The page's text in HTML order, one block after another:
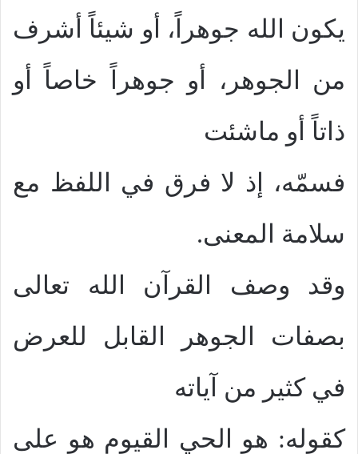
يكون الله جوهراً، أو شيئاً أشرف
من الجوهر، أو جوهراً خاصاً أو
ذاتاً أو ماشئت
فسمّه، إذ لا فرق في اللفظ مع
سلامة المعنى.
وقد وصف القرآن الله تعالى
بصفات الجوهر القابل للعرض
في كثير من آياته
كقوله: هو الحي القيوم هو على